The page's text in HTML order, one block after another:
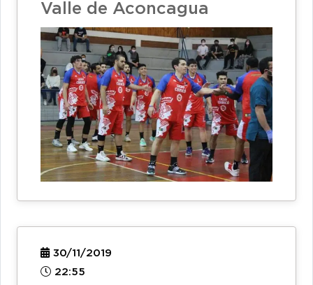
Valle de Aconcagua
30/11/2019
22:55